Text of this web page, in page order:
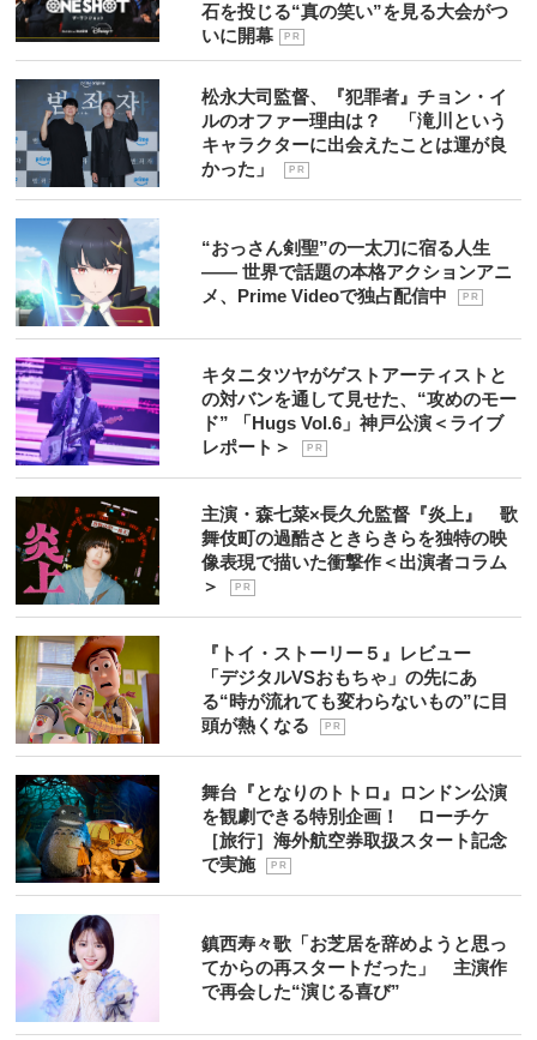
石を投じる“真の笑い”を見る大会がつ
いに開幕
P R
松永大司監督、『犯罪者』チョン・イ
ルのオファー理由は？ 「滝川という
キャラクターに出会えたことは運が良
かった」
P R
“おっさん剣聖”の一太刀に宿る人生
―― 世界で話題の本格アクションアニ
メ、Prime Videoで独占配信中
P R
キタニタツヤがゲストアーティストと
の対バンを通して見せた、“攻めのモー
ド” 「Hugs Vol.6」神戸公演＜ライブ
レポート＞
P R
主演・森七菜×長久允監督『炎上』 歌
舞伎町の過酷さときらきらを独特の映
像表現で描いた衝撃作＜出演者コラム
＞
P R
『トイ・ストーリー５』レビュー
「デジタルVSおもちゃ」の先にあ
る“時が流れても変わらないもの”に目
頭が熱くなる
P R
舞台『となりのトトロ』ロンドン公演
を観劇できる特別企画！ ローチケ
［旅行］海外航空券取扱スタート記念
で実施
P R
鎮西寿々歌「お芝居を辞めようと思っ
てからの再スタートだった」 主演作
で再会した“演じる喜び”